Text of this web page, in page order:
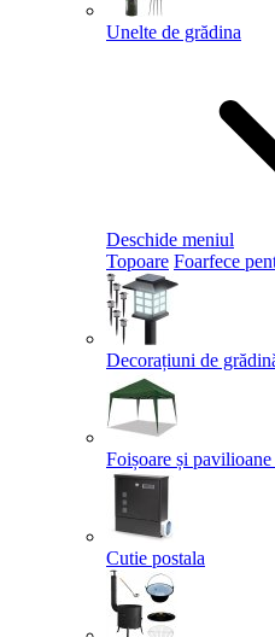
Unelte de grădina
Deschide meniul
Topoare Foarfece
Decorațiuni de
Foișoare și pavilioane
Cutie postala